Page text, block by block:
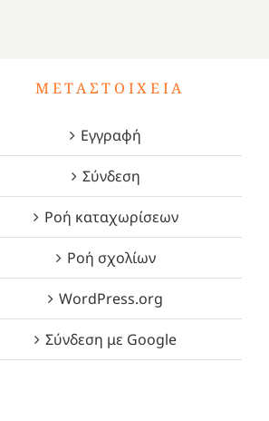
ΜΕΤΑΣΤΟΙΧΕΊΑ
Εγγραφή
Σύνδεση
Ροή καταχωρίσεων
Ροή σχολίων
WordPress.org
Σύνδεση με Google